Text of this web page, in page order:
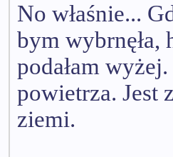
No właśnie...
bym wybrnęła,
podałam
powietrza. Jest
ziemi.